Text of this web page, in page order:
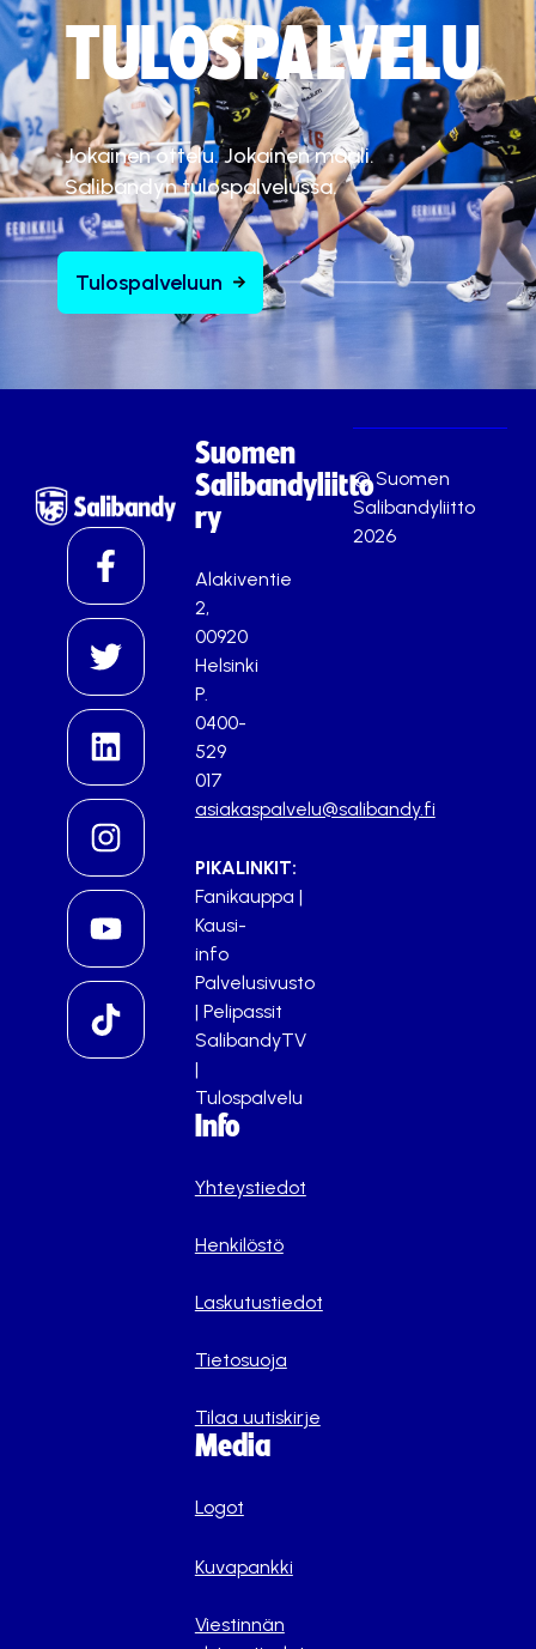
TULOSPALVELU
Jokainen ottelu. Jokainen maali.
Salibandyn tulospalvelussa.
Tulospalveluun
Suomen
Salibandyliitto
ry
Alakiventie
2,
00920
Helsinki
P.
0400-
529
017
asiakaspalvelu@salibandy.fi
PIKALINKIT:
Fanikauppa |
Kausi-
info
Palvelusivusto
| Pelipassit
SalibandyTV
|
Tulospalvelu
Info
Yhteystiedot
Henkilöstö
Laskutustiedot
Tietosuoja
Tilaa uutiskirje
Media
Logot
Kuvapankki
Viestinnän
© Suomen
Salibandyliitto
2026